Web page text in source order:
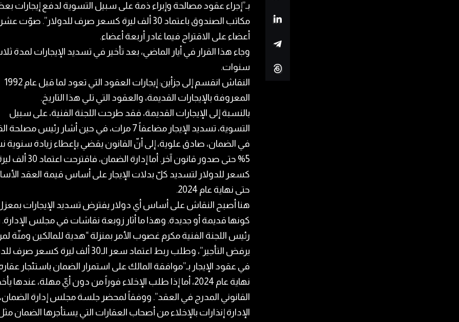
بـ”إجراء عقود مصالحة وإبراء ذمة على سبيل التسوية لدفع إيجارات
مكاتب الصندوق باعتماد 30 ألف ليرة كسعر صرف للدولار”. صوّت
أعضاء على الاقتراح فيما غادر أربعة أعضاء.
وجاء هذا القرار في أيار الماضي، بعد تأخير في تسديد الإيجارات لمدة
سنوات.
النقاش انقسم إلى جزأين: إيجارات العقود التي تعود لما قبل عام 1992
المعروفة بالإيجارات القديمة، والعقود التي تلي هذا التاريخ.
بالنسبة إلى الإيجارات القديمة، فقد طرحت اللجنة الفنية، على سبيل
التسوية، تسديد الإيجار مضاعفاً 7 مرات، في حين أشار رئيس
في الضمان، صادق علوية، إلى أنّ القانون يقضي بإعطاء زيادة سنوية
5% حتى صدور قانون آخر. أما إدارة الضمان، فاقترحت اعتماد
كسعر للدولار لتسديد كلّ بدلات الإيجار على أساس قيمة العقد
حتى نهاية عام 2024.
هنا أصبح النقاش على أساس أي دولار يفترض تسديد الإيجارات
كونها قديمة أو جديدة. وهذا ما أثار زوبعة نقاشات في مجلس الإدارة.
رئيس اللجنة الفنية مكرم غصوب الأمر بمنزلة “هدية للمالكين ومنّة
يرفض التأجير”، وطلب ربط اعتماد سعر الـ30 ألف ليرة كسعر
في عقود الإيجار بـ”موافقة المالك على استمرار الضمان باستئجار
نهاية عام 2024، أما إذا طلب الإخلاء فوراً من دون أيّ مهلة، عندها
القانوني المدرج في العقد”. ووفقاً لمحضر جلسة مجلس إدارة
الإدارة إنذارات بالإخلاء من أصحاب العقارات التي يستأجرها الضمان